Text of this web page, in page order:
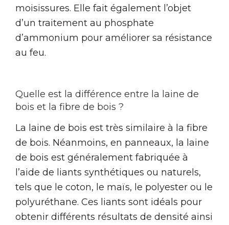
moisissures. Elle fait également l’objet
d’un traitement au phosphate
d’ammonium pour améliorer sa résistance
au feu.
Quelle est la différence entre la laine de
bois et la fibre de bois ?
La laine de bois est très similaire à la fibre
de bois. Néanmoins, en panneaux, la laine
de bois est généralement fabriquée à
l’aide de liants synthétiques ou naturels,
tels que le coton, le maïs, le polyester ou le
polyuréthane. Ces liants sont idéals pour
obtenir différents résultats de densité ainsi